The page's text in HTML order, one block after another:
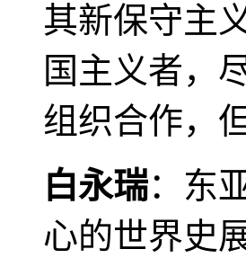
其新保守主
国主义者，
组织合作，
白永瑞：东
心的世界史